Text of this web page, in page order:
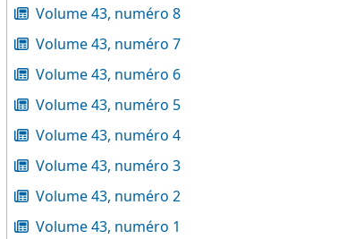
Volume 43, numéro 8
Volume 43, numéro 7
Volume 43, numéro 6
Volume 43, numéro 5
Volume 43, numéro 4
Volume 43, numéro 3
Volume 43, numéro 2
Volume 43, numéro 1